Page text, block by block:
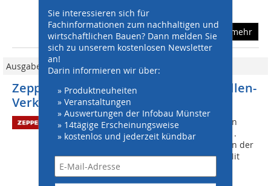
Sie interessieren sich für
Fachinformationen zum nachhaltigen und
wirtschaftlichen Bauen? Dann melden Sie
sich zu unserem kostenlosen Newsletter
an!
Darin informieren wir über:
» Produktneuheiten
» Veranstaltungen
» Auswertungen der Infobau Münster
» 14tägige Erscheinungsweise
» kostenlos und jederzeit kündbar
mehr
Ausgabe 02/2018
Zeppelin Konzern übernimmt Baustellen-
Verkehrs-Technik GmbH
www.zeppelin-rental.com Der Zeppelin
Konzern akquiriert mit Wirkung zum 1.
Januar 2018 100 Prozent der Anteile an der
Baustellen-Verkehrs-Technik GmbH. Mit
dem Kauf stärkt Zeppelin seine
bundesweite...